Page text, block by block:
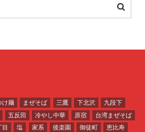
け麺 まぜそば 三鷹 下北沢
九段下
五反田 冷やし中華 原宿
台湾まぜそば
塩 家系 後楽園 御徒町
恵比寿